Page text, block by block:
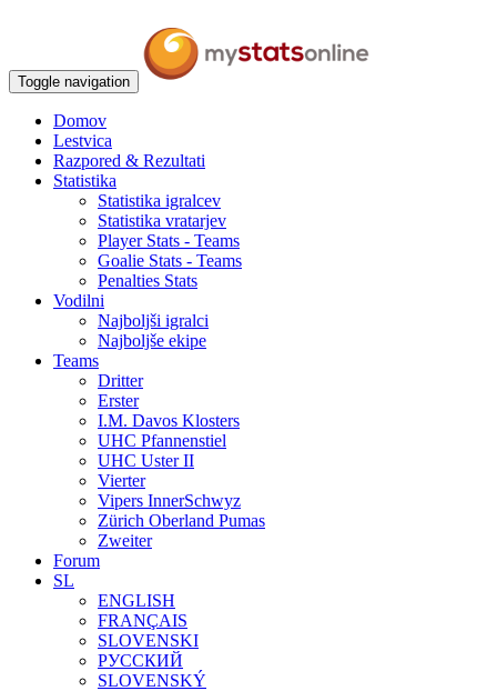
Toggle navigation
Domov
Lestvica
Razpored & Rezultati
Statistika
Statistika igralcev
Statistika vratarjev
Player Stats - Teams
Goalie Stats - Teams
Penalties Stats
Vodilni
Najboljši igralci
Najboljše ekipe
Teams
Dritter
Erster
I.M. Davos Klosters
UHC Pfannenstiel
UHC Uster II
Vierter
Vipers InnerSchwyz
Zürich Oberland Pumas
Zweiter
Forum
SL
ENGLISH
FRANÇAIS
SLOVENSKI
РУССКИЙ
SLOVENSKÝ